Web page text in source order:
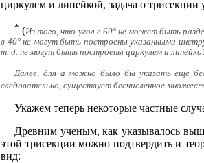
циркулем и линейкой, задача о
* (Из того, что угол в 60° не может быть
в 40° не могут быть построены указанными
т. д. не могут быть построены циркулем и
Далее, для а можно было бы указать еще
следовательно, существует бесчисленное
Укажем теперь некоторые частные
Древним ученым, как указывалось
этой трисекции можно подтвердить и
вид: